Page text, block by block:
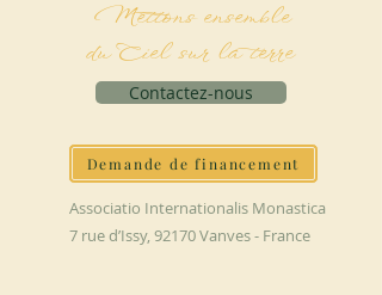
Mettons ensemble
du Ciel sur la terre
Contactez-nous
Demande de financement
Associatio Internationalis Monastica
7 rue d’Issy, 92170 Vanves - France